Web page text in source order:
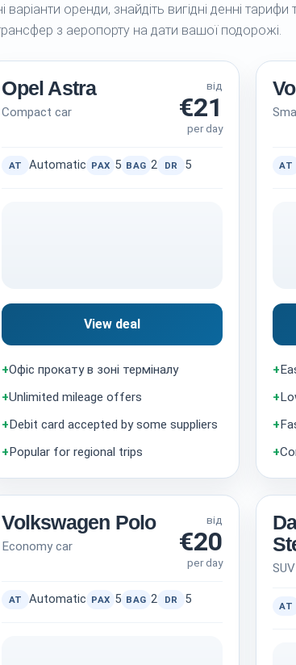
варіанти оренди, знайдіть вигідні денні тарифи
з аеропорту на дати вашої подорожі.
Opel Astra
Compact car
від
€21
per day
AT Automatic PAX 5 BAG 2 DR 5
View deal
+Офіс прокату в зоні терміналу
+Unlimited mileage offers
+Debit card accepted by some suppliers
+Popular for regional trips
AT
+
+
+
+
Volkswagen Polo
Economy car
від
€20
per day
AT Automatic PAX 5 BAG 2 DR 5
SUV
AT